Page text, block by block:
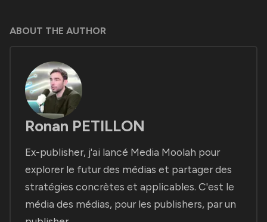
ABOUT THE AUTHOR
Ronan PETILLON
Ex-publisher, j'ai lancé Media Moolah pour
explorer le futur des médias et partager des
stratégies concrètes et applicables. C'est le
média des médias, pour les publishers, par un